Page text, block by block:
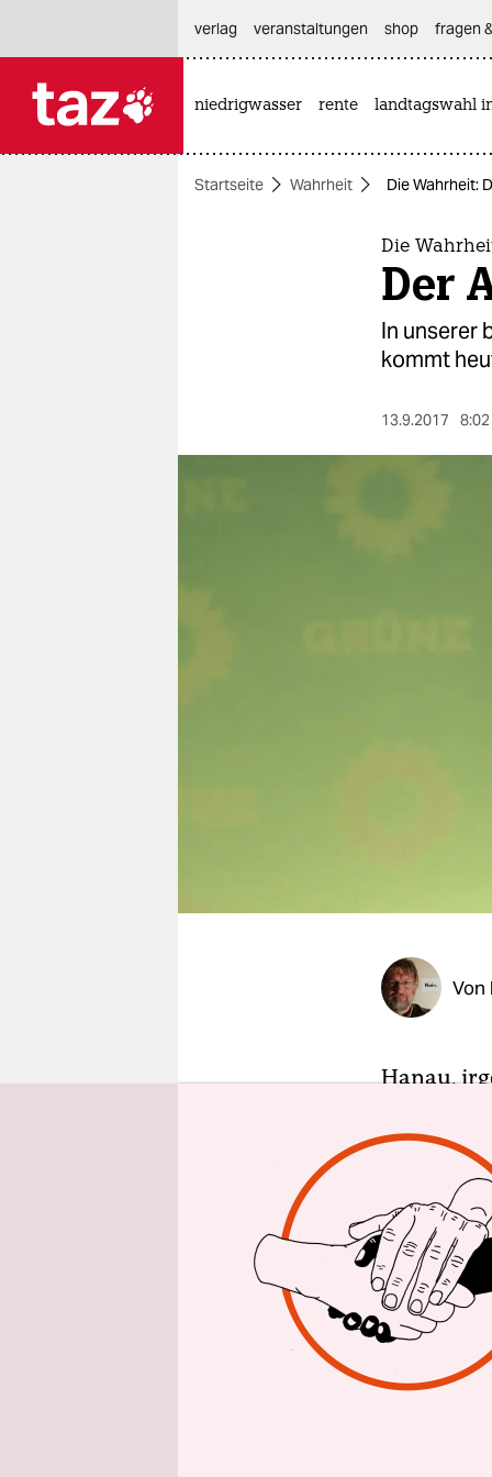
themen
verlag
veranstaltungen shop fragen
niedrigwasser rente landtagswahl
Startseite Wahrheit Die Wahrheit:
Die
Der
In unserer
kommt
13.9.2017
Von
Hanau,
rasant
am
Stadt, in
außerdem
führt er
mit
Es ist
sind. Seit